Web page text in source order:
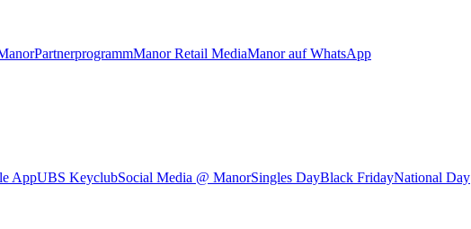
PartnerprogrammManor Retail MediaManor auf WhatsApp
AppUBS KeyclubSocial Media @ ManorSingles DayBlack FridayNational Day